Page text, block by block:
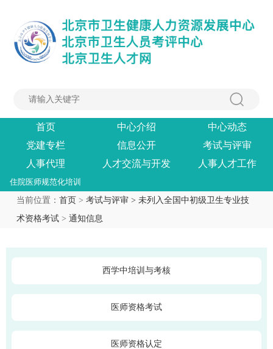
首页 中心介绍
中心动态
党建专栏
信息公开
考试与评审
人事代理
人才交流与开发 人事人才工作
住院医师规范化培训
当前位置： 首页 > 考试与评审 > 未列入全国中初级卫生专业技
术资格考试> 通知信息
西学中培训与考核
医师资格考试
医师资格认定